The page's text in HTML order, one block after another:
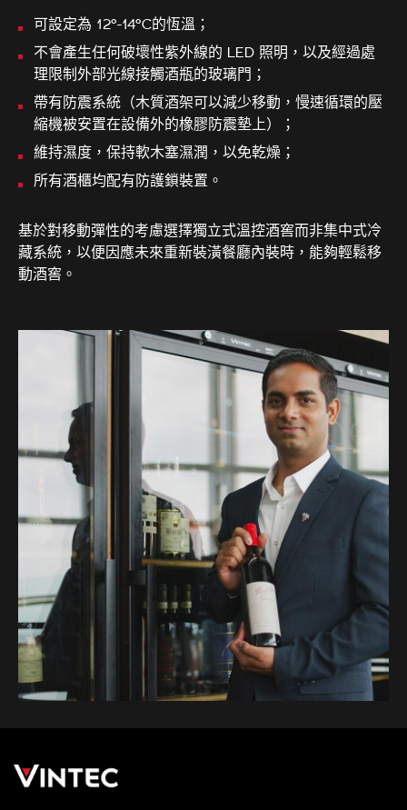
可設定為 12°-14°C的恆溫；​
不會產生任何破壞性紫外線的 LED 照明，以及經過處
理限制外部光線接觸酒瓶的玻璃門；
帶有防震系統（木質酒架可以減少移動，慢速循環的壓
縮機被安置在設備外的橡膠防震墊上）；
維持濕度，保持軟木塞濕潤，以免乾燥；
所有酒櫃均配有防護鎖裝置。
基於對移動彈性的考慮選擇獨立式溫控酒窖而非集中式冷
藏系統，以便因應未來重新裝潢餐廳內裝時，能夠輕鬆移
動酒窖。